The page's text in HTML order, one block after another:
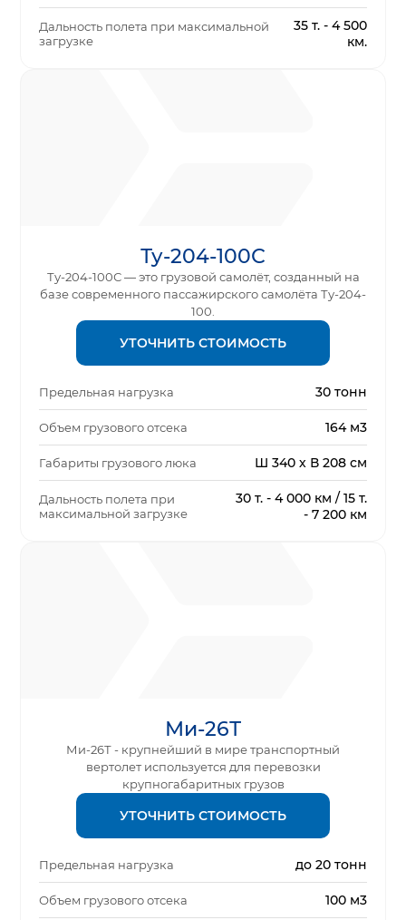
Дальность полета при максимальной
загрузке
35 т. - 4 500
км.
Ту-204-100С
Ту-204-100С — это грузовой самолёт, созданный на
базе современного пассажирского самолёта Ту-204-
100.
УТОЧНИТЬ СТОИМОСТЬ
Предельная нагрузка 30 тонн
Объем грузового отсека 164 м3
Габариты грузового люка Ш 340 х В 208 см
Дальность полета при
максимальной загрузке
30 т. - 4 000 км / 15 т.
- 7 200 км
Ми-26Т
Ми-26Т - крупнейший в мире транспортный
вертолет используется для перевозки
крупногабаритных грузов
УТОЧНИТЬ СТОИМОСТЬ
Предельная нагрузка до 20 тонн
Объем грузового отсека 100 м3